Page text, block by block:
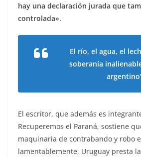
hay una declaración jurada que
controlada».
El río, el agua, el
soberanía
El escritor, que además es
Recuperemos el Paraná, sostiene
maquinaria de contrabando y robo
lamentablemente, Uruguay presta